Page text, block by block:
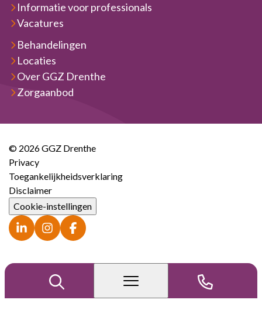
Informatie voor professionals
Vacatures
Behandelingen
Locaties
Over GGZ Drenthe
Zorgaanbod
© 2026 GGZ Drenthe
Privacy
Toegankelijkheidsverklaring
Disclaimer
Cookie-instellingen